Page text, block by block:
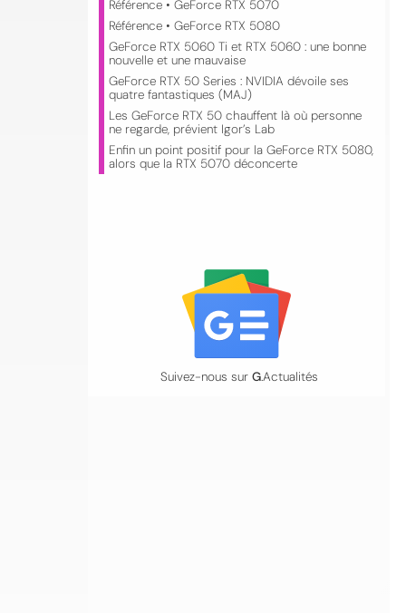
Référence • GeForce RTX 5070
Référence • GeForce RTX 5080
GeForce RTX 5060 Ti et RTX 5060 : une bonne
nouvelle et une mauvaise
GeForce RTX 50 Series : NVIDIA dévoile ses
quatre fantastiques (MAJ)
Les GeForce RTX 50 chauffent là où personne
ne regarde, prévient Igor’s Lab
Enfin un point positif pour la GeForce RTX 5080,
alors que la RTX 5070 déconcerte
Suivez-nous sur G.Actualités